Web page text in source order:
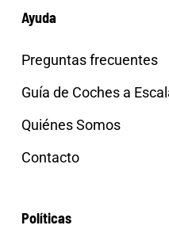
Ayuda
Preguntas frecuentes
Guía de Coches a
Quiénes Somos
Contacto
Políticas